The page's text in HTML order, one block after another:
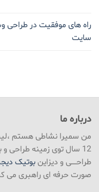
راه های موفقیت در طراحی
سایت
درباره ما
من سمیرا نشاطی هستم
12 سال توی زمینه طراحی و
طراحـــــی و دیزاین بوتیک
صورت حرفه ای راهبری می